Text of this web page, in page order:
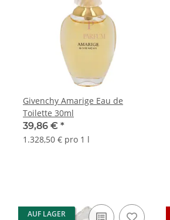
Givenchy Amarige Eau de
Toilette 30ml
39,86 € *
1.328,50 € pro 1 l
AUF LAGER